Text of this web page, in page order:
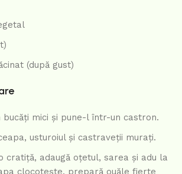
(după gust)
bucăți mici și pune-l într-un castron.
usturoiul și castraveții murați.
cratiță, adaugă oțetul, sarea și adu la
clocotește, prepară ouăle fierte